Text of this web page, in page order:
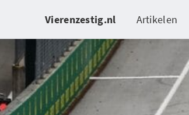
Vierenzestig.nl Artikelen